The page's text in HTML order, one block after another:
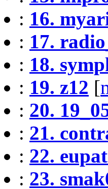
: 16.
: 17.
: 18.
: 19. z12 [
: 20.
: 21.
: 22.
: 23.